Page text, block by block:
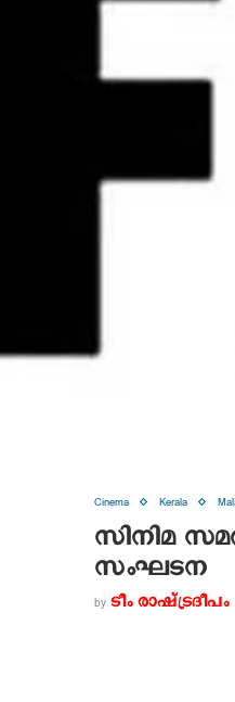
Cinema Kerala
സിനിമ
സംഘടന
by ടീം രാഷ്ട്രദീപം